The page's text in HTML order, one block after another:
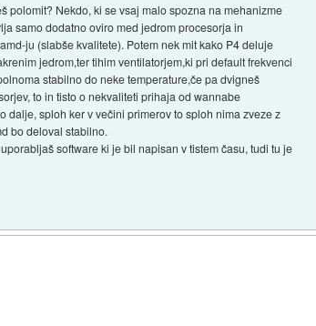
polomit? Nekdo, ki se vsaj malo spozna na mehanizme
samo dodatno oviro med jedrom procesorja in
ju (slabše kvalitete). Potem nek mit kako P4 deluje
jedrom,ter tihim ventilatorjem,ki pri default frekvenci
stabilno do neke temperature,če pa dvigneš
to in tisto o nekvaliteti prihaja od wannabe
sploh ker v večini primerov to sploh nima zveze z
bo deloval stabilno.
software ki je bil napisan v tistem času, tudi tu je